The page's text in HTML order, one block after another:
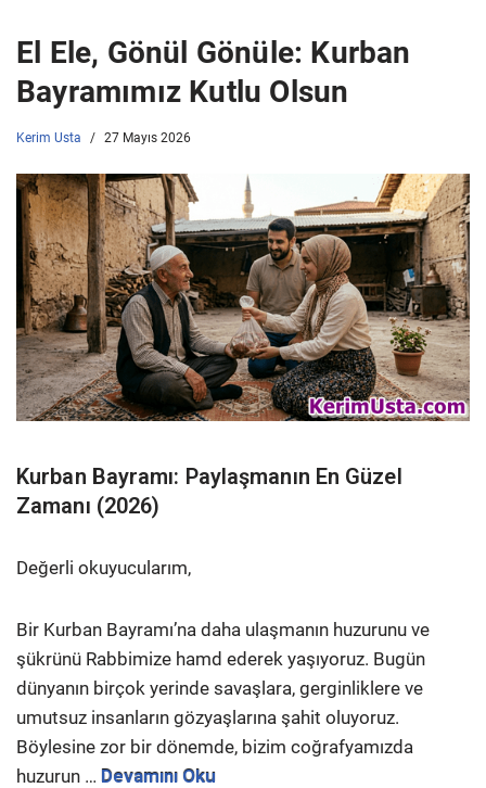
El Ele, Gönül Gönüle: Kurban
Bayramımız Kutlu Olsun
Kerim Usta 27 Mayıs 2026
Kurban Bayramı: Paylaşmanın En Güzel
Zamanı (2026)
Değerli okuyucularım,
Bir Kurban Bayramı’na daha ulaşmanın huzurunu ve
şükrünü Rabbimize hamd ederek yaşıyoruz. Bugün
dünyanın birçok yerinde savaşlara, gerginliklere ve
umutsuz insanların gözyaşlarına şahit oluyoruz.
Böylesine zor bir dönemde, bizim coğrafyamızda
huzurun … Devamını Oku